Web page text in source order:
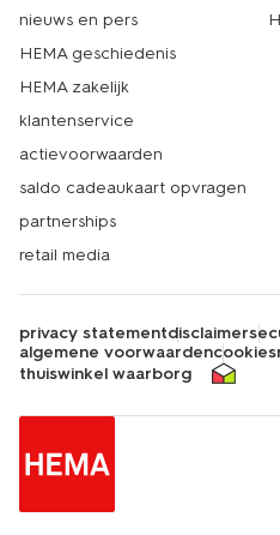
nieuws en pers
HEMA geschiedenis
HEMA zakelijk
klantenservice
actievoorwaarden
saldo cadeaukaart opvragen
partnerships
retail media
privacy statementdisclaimer
algemene voorwaardencookies
thuiswinkel waarborg